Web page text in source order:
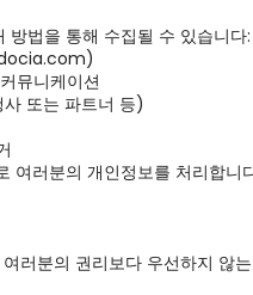
방법을 통해 수집될 수 있습니다:
뮤니케이션
또는 파트너 등)
여러분의 개인정보를 처리합니
러분의 권리보다 우선하지 않